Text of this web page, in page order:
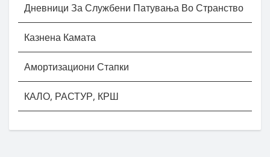
Дневници За Службени Патувања Во Странство
Казнена Камата
Амортизациони Стапки
КАЛО, РАСТУР, КРШ